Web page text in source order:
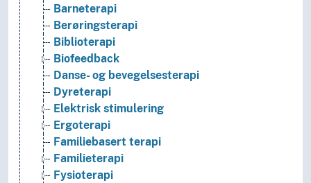
Barneterapi
Berøringsterapi
Biblioterapi
Biofeedback
Danse- og bevegelsesterapi
Dyreterapi
Elektrisk stimulering
Ergoterapi
Familiebasert terapi
Familieterapi
Fysioterapi